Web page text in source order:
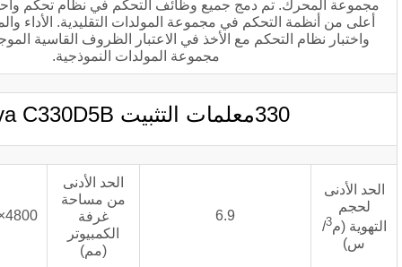
دمج جميع وظائف التحكم في نظام تحكم واحد, والتي تتمتع بأداء
في مجموعة المولدات التقليدية. الأداء والموثوقية. تم تصميم
مع الأخذ في الاعتبار الظروف القاسية الموجودة في تطبيقات
مجموعة المولدات النموذجية.
6.9
غرفة